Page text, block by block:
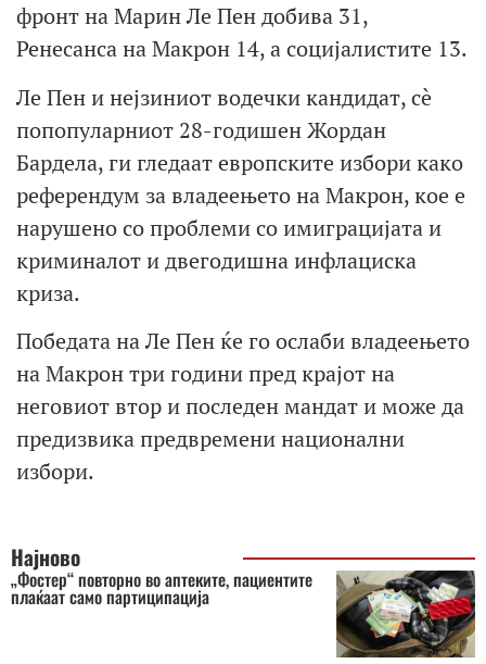
фронт на Марин Ле Пен добива 31,
Ренесанса на Макрон 14, а социјалистите 13.
Ле Пен и нејзиниот водечки кандидат, сè
попопуларниот 28-годишен Жордан
Бардела, ги гледаат европските избори како
референдум за владеењето на Макрон, кое е
нарушено со проблеми со имиграцијата и
криминалот и двегодишна инфлациска
криза.
Победата на Ле Пен ќе го ослаби владеењето
на Макрон три години пред крајот на
неговиот втор и последен мандат и може да
предизвика предвремени национални
избори.
Најново
„Фостер“ повторно во аптеките, пациентите
плаќаат само партиципација